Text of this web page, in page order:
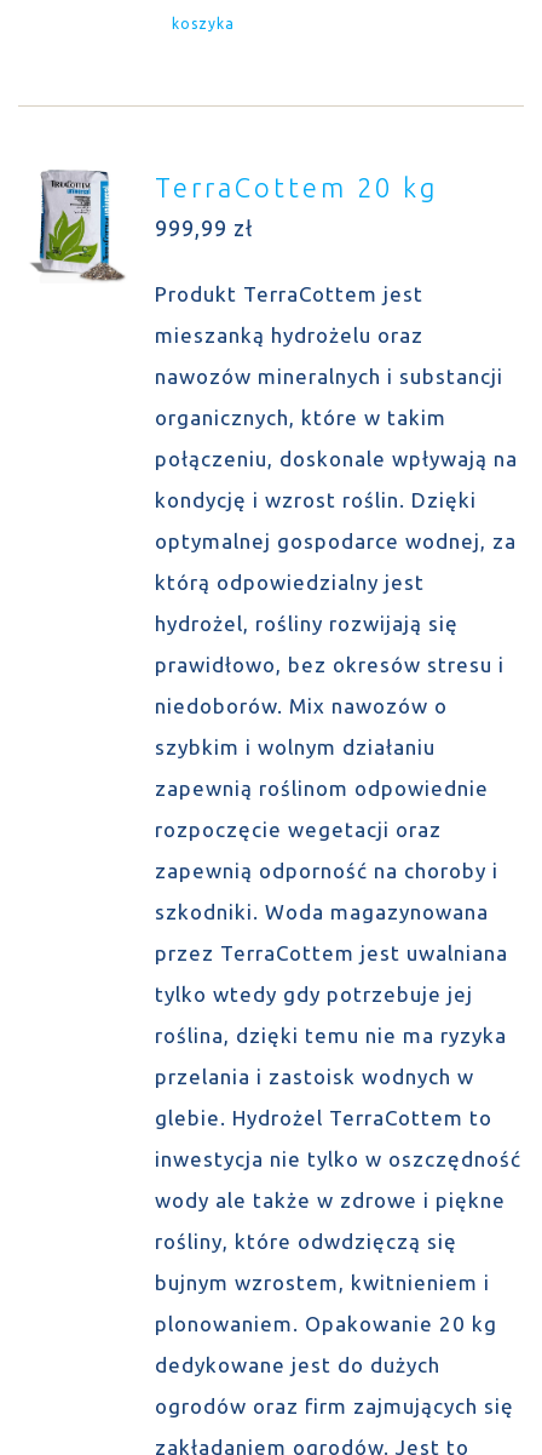
koszyka
TerraCottem 20 kg
999,99 zł
Produkt TerraCottem jest
mieszanką hydrożelu oraz
nawozów mineralnych i substancji
organicznych, które w takim
połączeniu, doskonale wpływają na
kondycję i wzrost roślin. Dzięki
optymalnej gospodarce wodnej, za
którą odpowiedzialny jest
hydrożel, rośliny rozwijają się
prawidłowo, bez okresów stresu i
niedoborów. Mix nawozów o
szybkim i wolnym działaniu
zapewnią roślinom odpowiednie
rozpoczęcie wegetacji oraz
zapewnią odporność na choroby i
szkodniki. Woda magazynowana
przez TerraCottem jest uwalniana
tylko wtedy gdy potrzebuje jej
roślina, dzięki temu nie ma ryzyka
przelania i zastoisk wodnych w
glebie. Hydrożel TerraCottem to
inwestycja nie tylko w oszczędność
wody ale także w zdrowe i piękne
rośliny, które odwdzięczą się
bujnym wzrostem, kwitnieniem i
plonowaniem. Opakowanie 20 kg
dedykowane jest do dużych
ogrodów oraz firm zajmujących się
zakładaniem ogrodów. Jest to